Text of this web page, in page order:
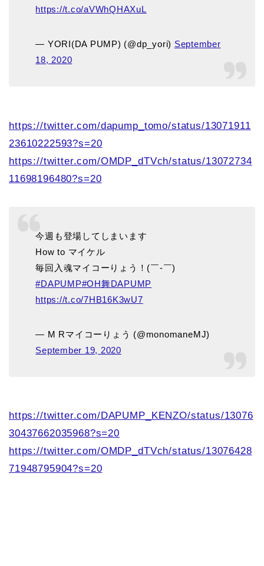
https://t.co/aVWhQHAXuL
— YORI(DA PUMP) (@dp_yori) September
18, 2020
https://twitter.com/dapump_tomo/status/13071911
23610222593?s=20
https://twitter.com/OMDP_dTVch/status/13072734
11698196480?s=20
今週も登場してしまいます
How to マイケル
毎回入魂マイコーりょう！(￣-￣)ゞ
#DAPUMP#OH舞DAPUMP
https://t.co/7HB16K3wU7
— M Rマイコーりょう (@monomaneMJ)
September 19, 2020
https://twitter.com/DAPUMP_KENZO/status/13076
30437662035968?s=20
https://twitter.com/OMDP_dTVch/status/13076428
71948795904?s=20